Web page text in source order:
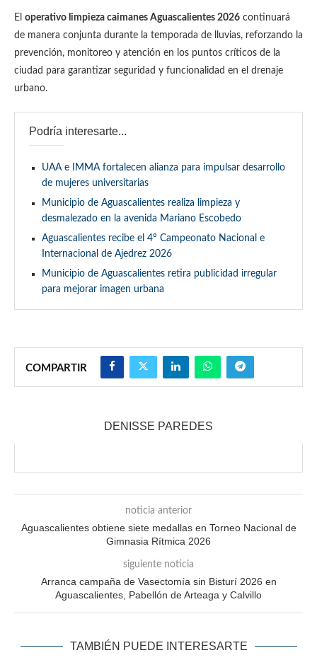
El operativo limpieza caimanes Aguascalientes 2026 continuará
de manera conjunta durante la temporada de lluvias, reforzando la
prevención, monitoreo y atención en los puntos críticos de la
ciudad para garantizar seguridad y funcionalidad en el drenaje
urbano.
Podría interesarte...
UAA e IMMA fortalecen alianza para impulsar desarrollo
de mujeres universitarias
Municipio de Aguascalientes realiza limpieza y
desmalezado en la avenida Mariano Escobedo
Aguascalientes recibe el 4º Campeonato Nacional e
Internacional de Ajedrez 2026
Municipio de Aguascalientes retira publicidad irregular
para mejorar imagen urbana
COMPARTIR
DENISSE PAREDES
noticia anterior
Aguascalientes obtiene siete medallas en Torneo Nacional de
Gimnasia Rítmica 2026
siguiente noticia
Arranca campaña de Vasectomía sin Bisturí 2026 en
Aguascalientes, Pabellón de Arteaga y Calvillo
TAMBIÉN PUEDE INTERESARTE